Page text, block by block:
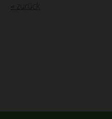
« zurück